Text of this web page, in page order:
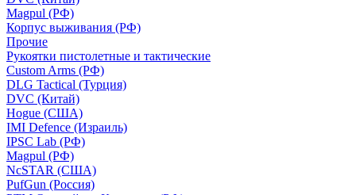
Magpul (РФ)
Корпус выживания (РФ)
Прочие
Рукоятки пистолетные и тактические
Custom Arms (РФ)
DLG Tactical (Турция)
DVC (Китай)
Hogue (США)
IMI Defence (Израиль)
IPSC Lab (РФ)
Magpul (РФ)
NcSTAR (США)
PufGun (Россия)